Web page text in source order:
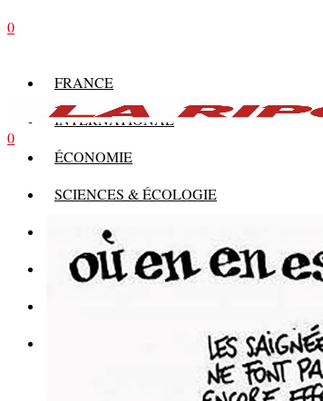
0
FRANCE
INTERNATIONAL
ÉCONOMIE
SCIENCES & ÉCOLOGIE
HISTOIRE
THÉORIE
0